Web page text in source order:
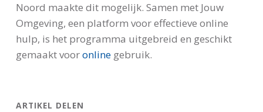
Noord maakte dit mogelijk. Samen met Jouw
Omgeving, een platform voor effectieve online
hulp, is het programma uitgebreid en geschikt
gemaakt vooronlinegebruik.
ARTIKEL DELEN